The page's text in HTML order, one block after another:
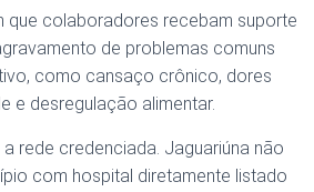
que colaboradores recebam suporte
de problemas comuns
como cansaço crônico, dores
e desregulação alimentar.
rede credenciada. Jaguariúna não
com hospital diretamente listado